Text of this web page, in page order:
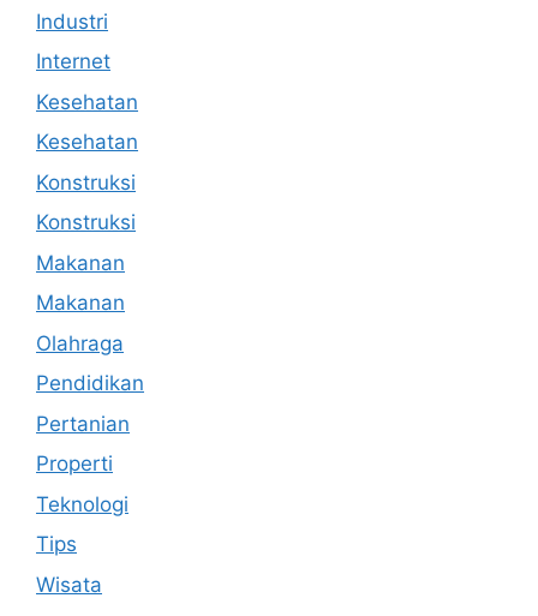
Industri
Internet
Kesehatan
Kesehatan
Konstruksi
Konstruksi
Makanan
Makanan
Olahraga
Pendidikan
Pertanian
Properti
Teknologi
Tips
Wisata